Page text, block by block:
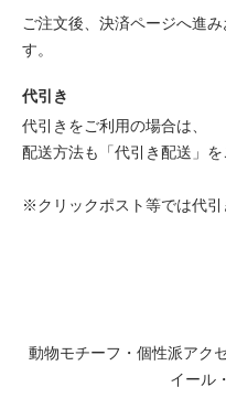
ご注文後、決済ページへ進
す。
代引き
代引きをご利用の場合は、
配送方法も「代引き配送」を
※クリックポスト等では代引
動物モチーフ・個性派アク
イール